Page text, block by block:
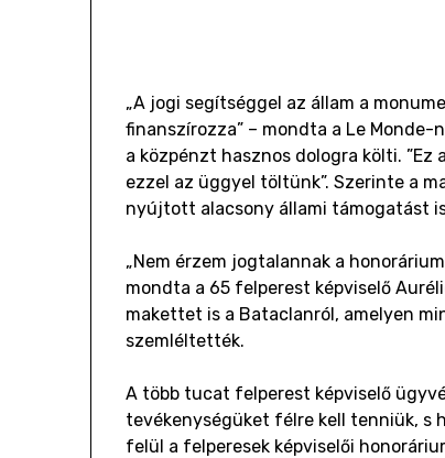
„A jogi segítséggel az állam a
finanszírozza” – mondta a Le Monde-
a közpénzt hasznos dologra költi.
ezzel az üggyel töltünk”. Szerinte a
nyújtott alacsony állami támogatást
„Nem érzem jogtalannak a
mondta a 65 felperest képviselő
makettet is a Bataclanról, amelyen
szemléltették.
A több tucat felperest képviselő
tevékenységüket félre kell tenniük, s
felül a felperesek képviselői